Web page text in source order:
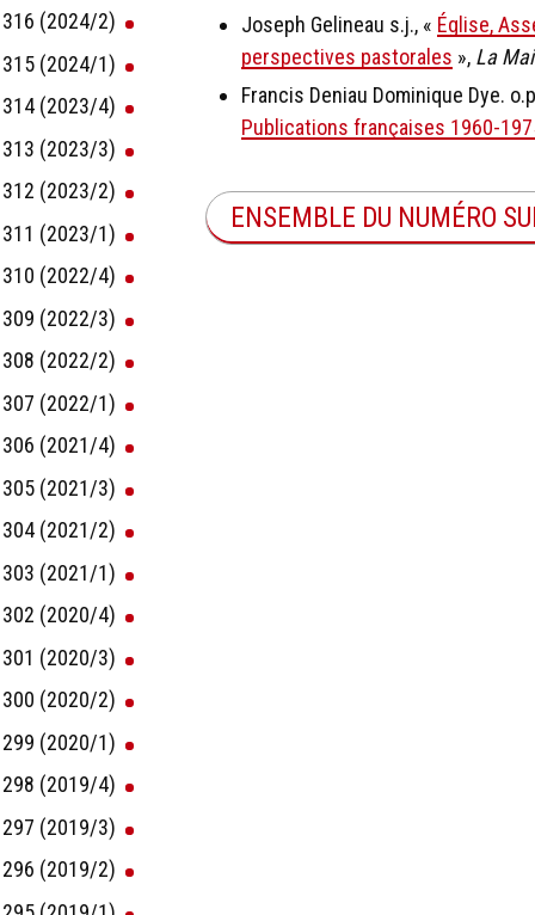
316 (2024/2)
315 (2024/1)
314 (2023/4)
313 (2023/3)
312 (2023/2)
311 (2023/1)
310 (2022/4)
309 (2022/3)
308 (2022/2)
307 (2022/1)
306 (2021/4)
305 (2021/3)
304 (2021/2)
303 (2021/1)
302 (2020/4)
301 (2020/3)
300 (2020/2)
299 (2020/1)
298 (2019/4)
297 (2019/3)
296 (2019/2)
Joseph Gelineau s.j., « Église,
perspectives pastorales », La
Francis Deniau Dominique Dye.
Publications françaises 1960-
ENSEMBLE DU NUMÉRO